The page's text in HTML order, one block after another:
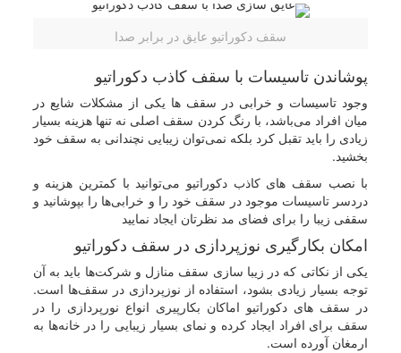
سقف دکوراتیو عایق در برابر صدا
پوشاندن تاسیسات با سقف کاذب دکوراتیو
وجود تاسیسات و خرابی در سقف ها یکی از مشکلات شایع در
میان افراد می‌باشد، با رنگ کردن سقف اصلی نه تنها هزینه بسیار
زیادی را باید تقبل کرد بلکه نمی‌توان زیبایی نچندانی به سقف خود
بخشید.
با نصب سقف های کاذب دکوراتیو می‌توانید با کمترین هزینه و
دردسر تاسیسات موجود در سقف خود را و خرابی‌ها را بپوشانید و
سقفی زیبا را برای فضای مد نظرتان ایجاد نمایید
امکان بکارگیری نوزپردازی در سقف دکوراتیو
یکی از نکاتی که در زیبا سازی سقف منازل و شرکت‌ها باید به آن
توجه بسیار زیادی بشود، استفاده از نوزپردازی در سقف‌ها است.
در سقف های دکوراتیو اماکان بکارپیری انواع نورپردازی را در
سقف برای افراد ایجاد کرده و نمای بسیار زیبایی را در خانه‌ها به
ارمغان آورده است.